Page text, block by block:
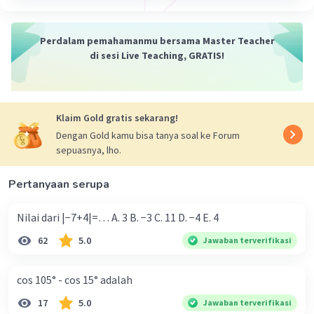
Beri Rating·4.3(12 ) Balas
Iklan
21 November 2023 09:30
Jawaban terverifikasi
jawabannya adalah 38.
Perdalam pemahamanmu bersama Master Teacher
di sesi Live Teaching, GRATIS!
Klaim Gold gratis sekarang!
Dengan Gold kamu bisa tanya soal ke Forum
sepuasnya, lho.
Pertanyaan serupa
Nilai dari |−7+4|=… A. 3 B. −3 C. 11 D. −4 E. 4
62 5.0 Jawaban terverifikasi
cos 105° - cos 15° adalah
17 5.0 Jawaban terverifikasi